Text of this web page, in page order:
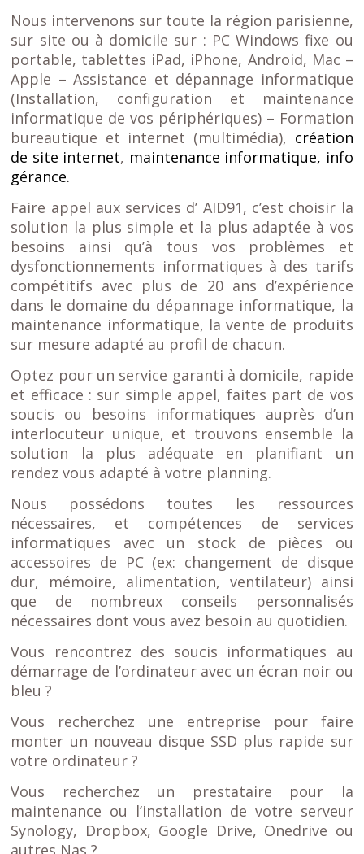
Nous intervenons sur toute la région parisienne,
sur site ou à domicile sur : PC Windows fixe ou
portable, tablettes iPad, iPhone, Android, Mac –
Apple – Assistance et dépannage informatique
(Installation, configuration et maintenance
informatique de vos périphériques) – Formation
bureautique et internet (multimédia), création
de site internet, maintenance informatique, info
gérance.
Faire appel aux services d’ AID91, c’est choisir la
solution la plus simple et la plus adaptée à vos
besoins ainsi qu’à tous vos problèmes et
dysfonctionnements informatiques à des tarifs
compétitifs avec plus de 20 ans d’expérience
dans le domaine du dépannage informatique, la
maintenance informatique, la vente de produits
sur mesure adapté au profil de chacun.
Optez pour un service garanti à domicile, rapide
et efficace : sur simple appel, faites part de vos
soucis ou besoins informatiques auprès d’un
interlocuteur unique, et trouvons ensemble la
solution la plus adéquate en planifiant un
rendez vous adapté à votre planning.
Nous possédons toutes les ressources
nécessaires, et compétences de services
informatiques avec un stock de pièces ou
accessoires de PC (ex: changement de disque
dur, mémoire, alimentation, ventilateur) ainsi
que de nombreux conseils personnalisés
nécessaires dont vous avez besoin au quotidien.
Vous rencontrez des soucis informatiques au
démarrage de l’ordinateur avec un écran noir ou
bleu ?
Vous recherchez une entreprise pour faire
monter un nouveau disque SSD plus rapide sur
votre ordinateur ?
Vous recherchez un prestataire pour la
maintenance ou l’installation de votre serveur
Synology, Dropbox, Google Drive, Onedrive ou
autres Nas ?